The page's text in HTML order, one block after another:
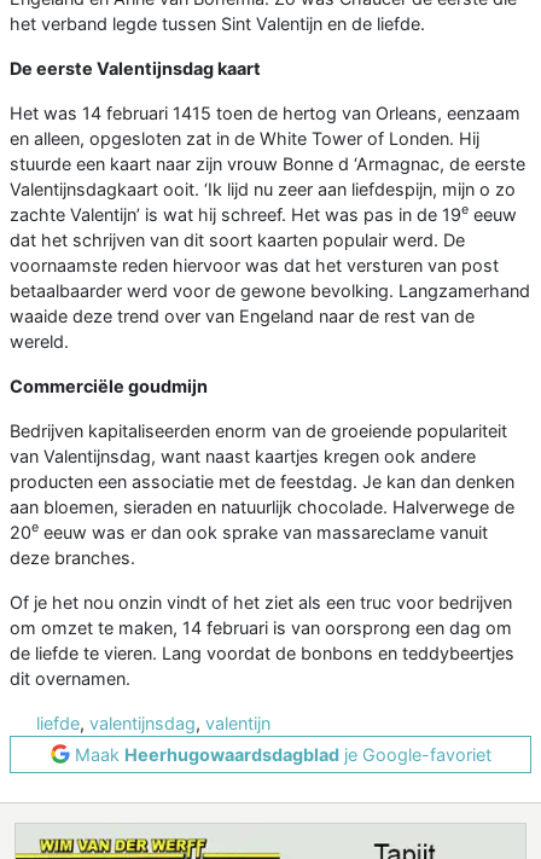
het verband legde tussen Sint Valentijn en de liefde.
De eerste Valentijnsdag kaart
Het was 14 februari 1415 toen de hertog van Orleans, eenzaam
en alleen, opgesloten zat in de White Tower of Londen. Hij
stuurde een kaart naar zijn vrouw Bonne d ‘Armagnac, de eerste
Valentijnsdagkaart ooit. ‘Ik lijd nu zeer aan liefdespijn, mijn o zo
zachte Valentijn’ is wat hij schreef. Het was pas in de 19e eeuw
dat het schrijven van dit soort kaarten populair werd. De
voornaamste reden hiervoor was dat het versturen van post
betaalbaarder werd voor de gewone bevolking. Langzamerhand
waaide deze trend over van Engeland naar de rest van de
wereld.
Commerciële goudmijn
Bedrijven kapitaliseerden enorm van de groeiende populariteit
van Valentijnsdag, want naast kaartjes kregen ook andere
producten een associatie met de feestdag. Je kan dan denken
aan bloemen, sieraden en natuurlijk chocolade. Halverwege de
20e eeuw was er dan ook sprake van massareclame vanuit
deze branches.
Of je het nou onzin vindt of het ziet als een truc voor bedrijven
om omzet te maken, 14 februari is van oorsprong een dag om
de liefde te vieren. Lang voordat de bonbons en teddybeertjes
dit overnamen.
liefde, valentijnsdag, valentijn
Maak Heerhugowaardsdagbladje Google-favoriet